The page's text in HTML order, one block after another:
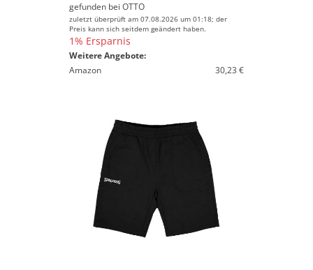
gefunden bei OTTO
zuletzt überprüft am 07.08.2026 um 01:18; der
Preis kann sich seitdem geändert haben.
1% Ersparnis
Weitere Angebote:
Amazon
30,23 €